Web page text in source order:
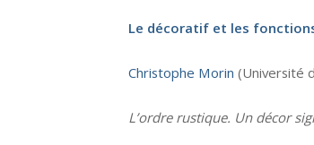
Le décoratif et les
Christophe Morin (Université
L’ordre rustique. Un décor